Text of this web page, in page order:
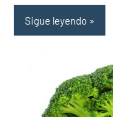
Sigue leyendo